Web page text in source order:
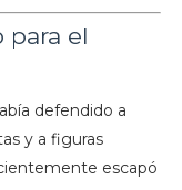
el
defendido a
y a figuras
escapó